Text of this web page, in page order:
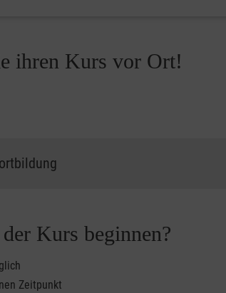
ihren Kurs vor Ort!
Kurs beginnen?
Zeitpunkt